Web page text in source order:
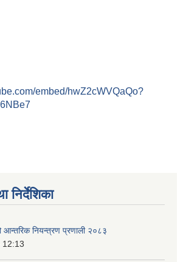
embed/hwZ2cWVQaQo?
आन्तरिक नियन्त्रण प्रणाली २०८३
12:13